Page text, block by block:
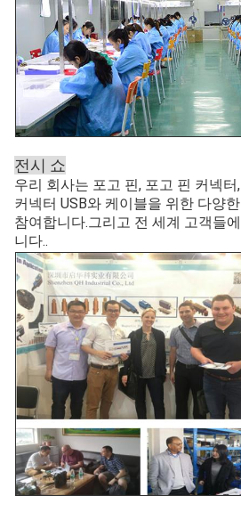
전시 쇼
우리 회사는 포고 핀, 포고 핀 커넥터
커넥터 USB와 케이블을 위한 다양
참여합니다.그리고 전 세계 고객들
니다..